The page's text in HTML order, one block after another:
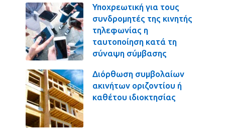
Υποχρεωτική για τους
συνδρομητές της κινητής
τηλεφωνίας η
ταυτοποίηση κατά τη
σύναψη σύμβασης
Διόρθωση συμβολαίων
ακινήτων οριζοντίου ή
καθέτου ιδιοκτησίας